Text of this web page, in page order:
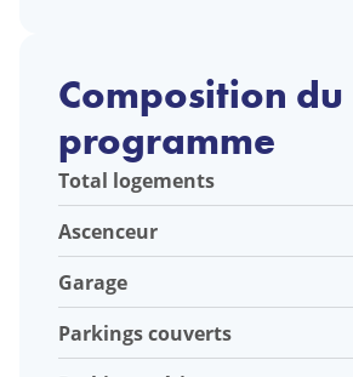
Composition du
programme
Total logements
Ascenceur
Garage
Parkings couverts